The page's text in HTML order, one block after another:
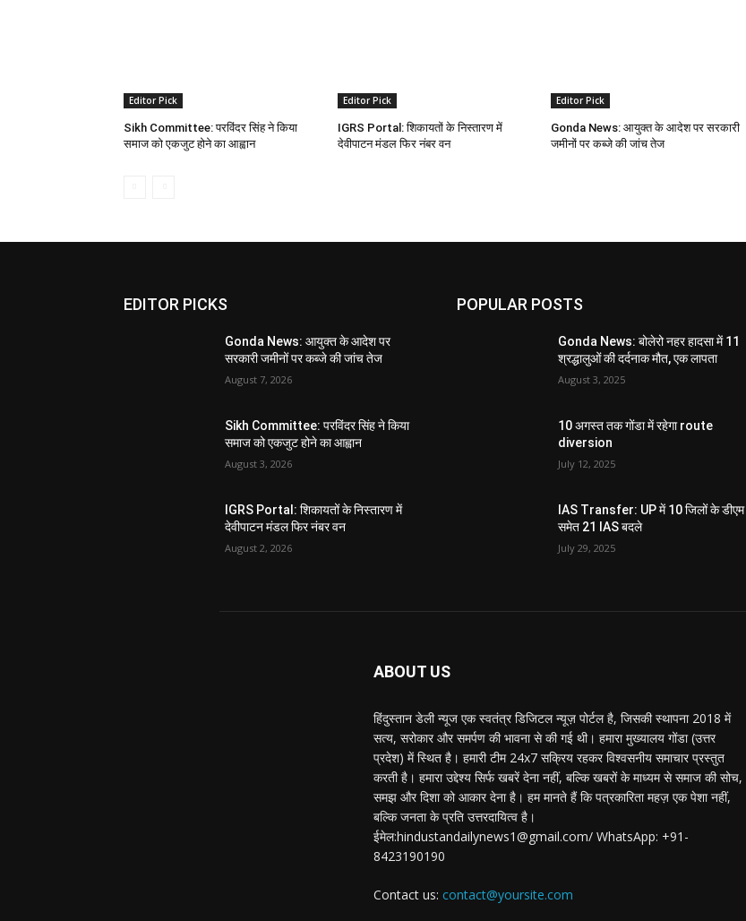
Editor Pick
Sikh Committee: परविंदर सिंह ने किया
समाज को एकजुट होने का आह्वान
Editor Pick
IGRS Portal: शिकायतों के निस्तारण में
देवीपाटन मंडल फिर नंबर वन
Editor Pick
Gonda News: आयुक्त के आदेश पर सरकारी
जमीनों पर कब्जे की जांच तेज
EDITOR PICKS
Gonda News: आयुक्त के आदेश पर
सरकारी जमीनों पर कब्जे की जांच तेज
August 7, 2026
Sikh Committee: परविंदर सिंह ने किया
समाज को एकजुट होने का आह्वान
August 3, 2026
IGRS Portal: शिकायतों के निस्तारण में
देवीपाटन मंडल फिर नंबर वन
August 2, 2026
POPULAR POSTS
Gonda News: बोलेरो नहर हादसा में 11
श्रद्धालुओं की दर्दनाक मौत, एक लापता
August 3, 2025
10 अगस्त तक गोंडा में रहेगा route
diversion
July 12, 2025
IAS Transfer: UP में 10 जिलों के डीएम
समेत 21 IAS बदले
July 29, 2025
ABOUT US
हिंदुस्तान डेली न्यूज एक स्वतंत्र डिजिटल न्यूज़ पोर्टल है, जिसकी स्थापना 2018 में
सत्य, सरोकार और समर्पण की भावना से की गई थी। हमारा मुख्यालय गोंडा (उत्तर
प्रदेश) में स्थित है। हमारी टीम 24x7 सक्रिय रहकर विश्वसनीय समाचार प्रस्तुत
करती है। हमारा उद्देश्य सिर्फ खबरें देना नहीं, बल्कि खबरों के माध्यम से समाज की सोच,
समझ और दिशा को आकार देना है। हम मानते हैं कि पत्रकारिता महज़ एक पेशा नहीं,
बल्कि जनता के प्रति उत्तरदायित्व है।
ईमेल:hindustandailynews1@gmail.com/ WhatsApp: +91-
8423190190
Contact us: contact@yoursite.com